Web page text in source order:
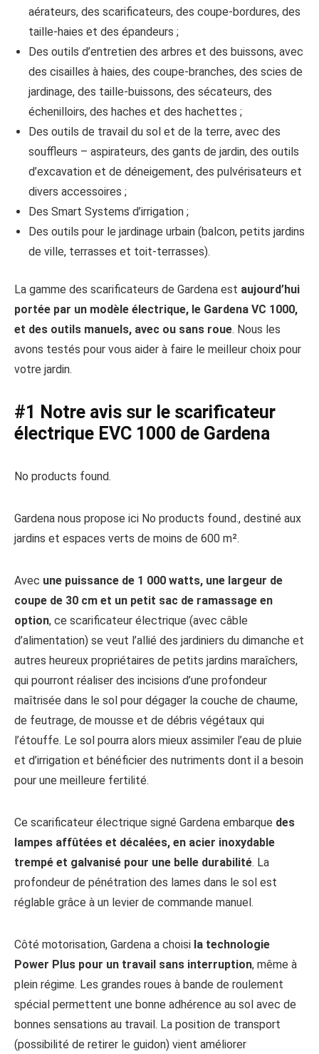
aérateurs, des scarificateurs, des coupe-bordures, des
taille-haies et des épandeurs ;
Des outils d’entretien des arbres et des buissons, avec
des cisailles à haies, des coupe-branches, des scies de
jardinage, des taille-buissons, des sécateurs, des
échenilloirs, des haches et des hachettes ;
Des outils de travail du sol et de la terre, avec des
souffleurs – aspirateurs, des gants de jardin, des outils
d’excavation et de déneigement, des pulvérisateurs et
divers accessoires ;
Des Smart Systems d’irrigation ;
Des outils pour le jardinage urbain (balcon, petits jardins
de ville, terrasses et toit-terrasses).
La gamme des scarificateurs de Gardena est aujourd’hui
portée par un modèle électrique, le Gardena VC 1000,
et des outils manuels, avec ou sans roue. Nous les
avons testés pour vous aider à faire le meilleur choix pour
votre jardin.
#1 Notre avis sur le scarificateur
électrique EVC 1000 de Gardena
No products found.
Gardena nous propose ici No products found., destiné aux
jardins et espaces verts de moins de 600 m².
Avec une puissance de 1 000 watts, une largeur de
coupe de 30 cm et un petit sac de ramassage en
option, ce scarificateur électrique (avec câble
d’alimentation) se veut l’allié des jardiniers du dimanche et
autres heureux propriétaires de petits jardins maraîchers,
qui pourront réaliser des incisions d’une profondeur
maîtrisée dans le sol pour dégager la couche de chaume,
de feutrage, de mousse et de débris végétaux qui
l’étouffe. Le sol pourra alors mieux assimiler l’eau de pluie
et d’irrigation et bénéficier des nutriments dont il a besoin
pour une meilleure fertilité.
Ce scarificateur électrique signé Gardena embarque des
lampes affûtées et décalées, en acier inoxydable
trempé et galvanisé pour une belle durabilité. La
profondeur de pénétration des lames dans le sol est
réglable grâce à un levier de commande manuel.
Côté motorisation, Gardena a choisi la technologie
Power Plus pour un travail sans interruption, même à
plein régime. Les grandes roues à bande de roulement
spécial permettent une bonne adhérence au sol avec de
bonnes sensations au travail. La position de transport
(possibilité de retirer le guidon) vient améliorer